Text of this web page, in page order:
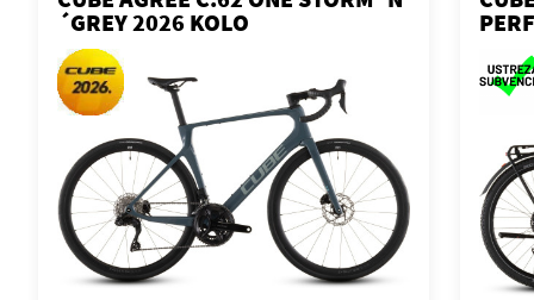
´GREY 2026 KOLO